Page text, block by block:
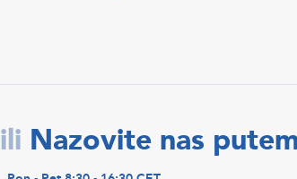
ili Nazovite nas